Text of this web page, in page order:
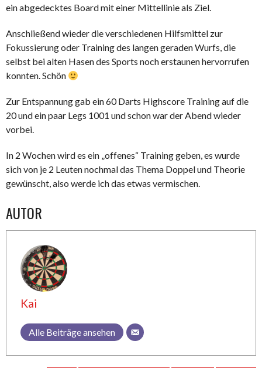
ein abgedecktes Board mit einer Mittellinie als Ziel.
Anschließend wieder die verschiedenen Hilfsmittel zur
Fokussierung oder Training des langen geraden Wurfs, die
selbst bei alten Hasen des Sports noch erstaunen hervorrufen
konnten. Schön
Zur Entspannung gab ein 60 Darts Highscore Training auf die
20 und ein paar Legs 1001 und schon war der Abend wieder
vorbei.
In 2 Wochen wird es ein „offenes“ Training geben, es wurde
sich von je 2 Leuten nochmal das Thema Doppel und Theorie
gewünscht, also werde ich das etwas vermischen.
AUTOR
Kai
Alle Beiträge ansehen